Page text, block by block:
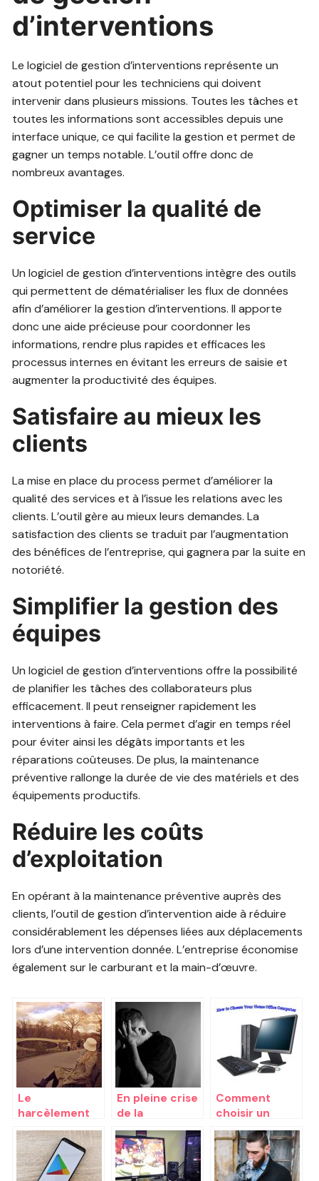
d’interventions
Le logiciel de gestion d’interventions représente un
atout potentiel pour les techniciens qui doivent
intervenir dans plusieurs missions. Toutes les tâches et
toutes les informations sont accessibles depuis une
interface unique, ce qui facilite la gestion et permet de
gagner un temps notable. L’outil offre donc de
nombreux avantages.
Optimiser la qualité de
service
Un logiciel de gestion d’interventions intègre des outils
qui permettent de dématérialiser les flux de données
afin d’améliorer la gestion d’interventions. Il apporte
donc une aide précieuse pour coordonner les
informations, rendre plus rapides et efficaces les
processus internes en évitant les erreurs de saisie et
augmenter la productivité des équipes.
Satisfaire au mieux les
clients
La mise en place du process permet d’améliorer la
qualité des services et à l’issue les relations avec les
clients. L’outil gère au mieux leurs demandes. La
satisfaction des clients se traduit par l’augmentation
des bénéfices de l’entreprise, qui gagnera par la suite en
notoriété.
Simplifier la gestion des
équipes
Un logiciel de gestion d’interventions offre la possibilité
de planifier les tâches des collaborateurs plus
efficacement. Il peut renseigner rapidement les
interventions à faire. Cela permet d’agir en temps réel
pour éviter ainsi les dégâts importants et les
réparations coûteuses. De plus, la maintenance
préventive rallonge la durée de vie des matériels et des
équipements productifs.
Réduire les coûts
d’exploitation
En opérant à la maintenance préventive auprès des
clients, l’outil de gestion d’intervention aide à réduire
considérablement les dépenses liées aux déplacements
lors d’une intervention donnée. L’entreprise économise
également sur le carburant et la main-d’œuvre.
Le
harcèlement
et les
pratiques
considérées
comme tel
En pleine crise
de la
cinquantaine?
Comment
réagir?
Comment
choisir un
ordinateur en
2020 ?